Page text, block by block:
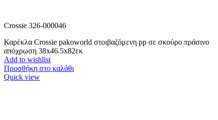
Crossie 326-000046
Καρέκλα Crossie pakoworld στοιβαζόμενη pp σε σκούρο πράσινο
απόχρωση 38x46.5x82εκ
Add to wishlist
Προσθήκη στο καλάθι
Quick view